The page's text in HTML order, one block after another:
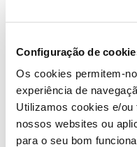
Configuração de
Os cookies permitem-
experiência de
Utilizamos cookies e/
nossos websites ou
para o seu bom